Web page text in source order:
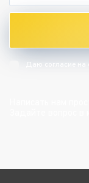
Даю согласие на